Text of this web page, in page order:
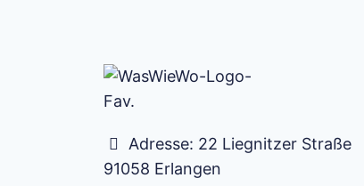
Adresse: 22 Liegnitzer Straße
91058 Erlangen